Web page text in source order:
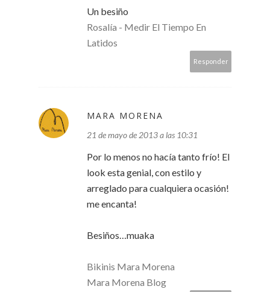
Un besiño
Rosalía - Medir El Tiempo En
Latidos
Responder
MARA MORENA
21 de mayo de 2013 a las 10:31
Por lo menos no hacía tanto frío! El
look esta genial, con estilo y
arreglado para cualquiera ocasión!
me encanta!
Besiños…muaka
Bikinis Mara Morena
Mara Morena Blog